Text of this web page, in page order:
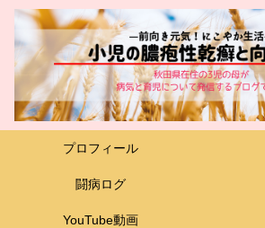
プロフィール
闘病ログ
YouTube動画